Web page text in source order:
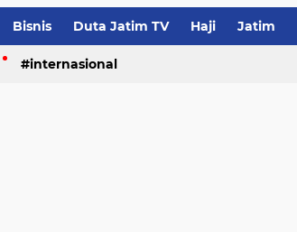
Bisnis Duta Jatim TV Haji Jatim
internasional